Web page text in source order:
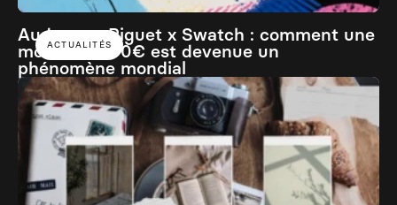
ACTUALITÉS
Audemars Piguet x Swatch : comment une
montre à 400€ est devenue un
phénomène mondial